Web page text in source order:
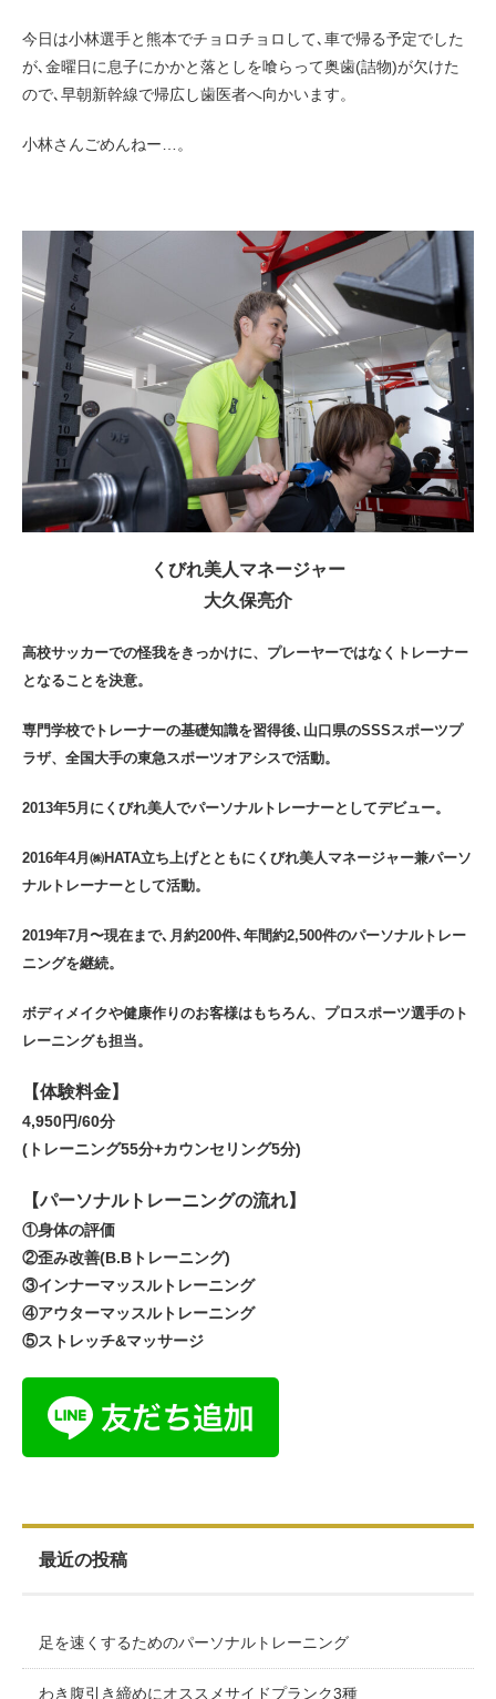
今日は小林選手と熊本でチョロチョロして､車で帰る予定でした
が､金曜日に息子にかかと落としを喰らって奥歯(詰物)が欠けた
ので､早朝新幹線で帰広し歯医者へ向かいます。
小林さんごめんねー…。
くびれ美人マネージャー
大久保亮介
高校サッカーでの怪我をきっかけに、プレーヤーではなくトレーナー
となることを決意。
専門学校でトレーナーの基礎知識を習得後､山口県のSSSスポーツプ
ラザ、全国大手の東急スポーツオアシスで活動。
2013年5月にくびれ美人でパーソナルトレーナーとしてデビュー。
2016年4月㈱HATA立ち上げとともにくびれ美人マネージャー兼パーソ
ナルトレーナーとして活動。
2019年7月〜現在まで､月約200件､年間約2,500件のパーソナルトレー
ニングを継続。
ボディメイクや健康作りのお客様はもちろん、プロスポーツ選手のト
レーニングも担当。
【体験料金】
4,950円/60分
(トレーニング55分+カウンセリング5分)
【パーソナルトレーニングの流れ】
①身体の評価
②歪み改善(B.Bトレーニング)
③インナーマッスルトレーニング
④アウターマッスルトレーニング
⑤ストレッチ&マッサージ
最近の投稿
足を速くするためのパーソナルトレーニング
わき腹引き締めにオススメサイドプランク3種